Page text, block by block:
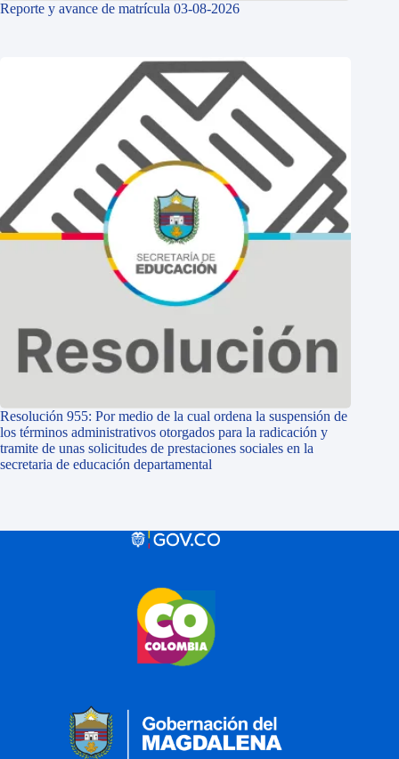
Reporte y avance de matrícula 03-08-2026
Resolución 955: Por medio de la cual ordena la suspensión de
los términos administrativos otorgados para la radicación y
tramite de unas solicitudes de prestaciones sociales en la
secretaria de educación departamental